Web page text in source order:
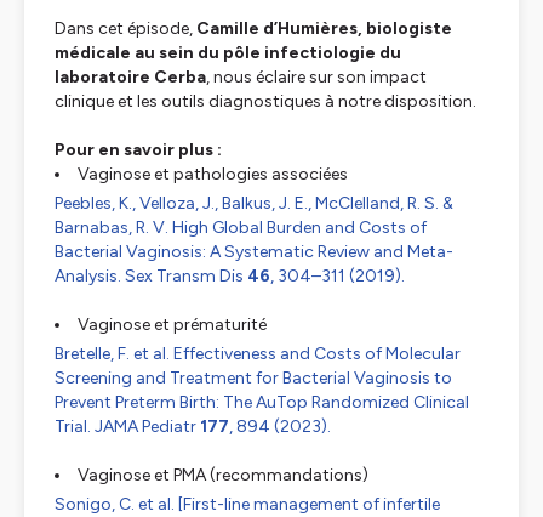
Dans cet épisode, Camille d’Humières, biologiste
médicale au sein du pôle infectiologie du
laboratoire Cerba, nous éclaire sur son impact
clinique et les outils diagnostiques à notre disposition.
Pour en savoir plus :
Vaginose et pathologies associées
Peebles, K., Velloza, J., Balkus, J. E., McClelland, R. S. &
Barnabas, R. V. High Global Burden and Costs of
Bacterial Vaginosis: A Systematic Review and Meta-
Analysis. Sex Transm Dis 46, 304–311 (2019).
Vaginose et prématurité
Bretelle, F. et al. Effectiveness and Costs of Molecular
Screening and Treatment for Bacterial Vaginosis to
Prevent Preterm Birth: The AuTop Randomized Clinical
Trial. JAMA Pediatr 177, 894 (2023).
Vaginose et PMA (recommandations)
Sonigo, C. et al. [First-line management of infertile